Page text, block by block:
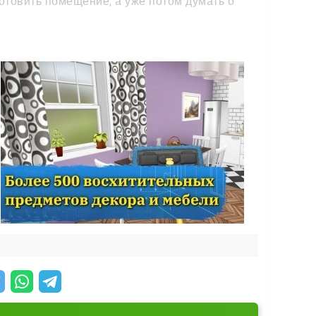
шедевра.
покрытия под свой замысел и изучаете их